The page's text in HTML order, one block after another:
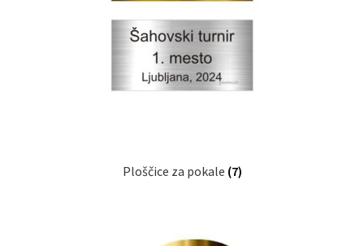
Ploščice za pokale (7)